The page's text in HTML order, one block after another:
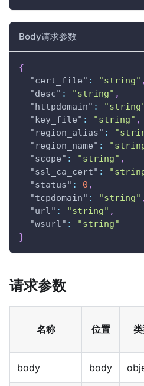
Body请求参数
{
"cert_file" : "string" ,
"desc" : "string" ,
"httpdomain" :
"key_file" : "string" ,
"region_alias" :
"region_name" :
"scope" : "string" ,
"ssl_ca_cert" :
"status" : 0 ,
"tcpdomain" : "string" ,
"url" : "string" ,
"wsurl" :
"string"
}
请求参数
名称 位置
body body